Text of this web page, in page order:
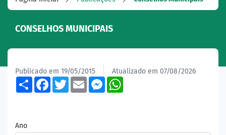
CONSELHOS MUNICIPAIS
Publicado em 19/05/2015 Atualizado em 07/08/2026
ShareFacebook
TwitterEmailMessenger
Ano